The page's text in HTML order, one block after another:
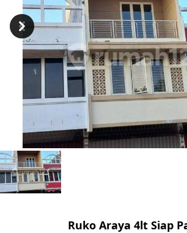
Previous
Next
Ruko Araya 4lt Siap